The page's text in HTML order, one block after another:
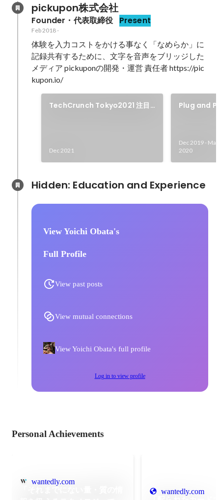
pickupon株式会社
Founder・代表取締役 Present
Feb 2018-
体験を入力コストをかける事なく「なめらか」に
記録共有するために、文字を音声をブリッジした
メディア pickuponの開発・運営 責任者 https://pic
kupon.io/
TechCrunch Tokyo2021 注目
Dec 2021
Plug and
択
Dec 2019 - Mar
2020
View Yoichi Obata's
Full Profile
View past posts
View mutual connections
View Yoichi Obata's full profile
Log in to view profile
Personal Achievements
wantedly.com
wantedly.com